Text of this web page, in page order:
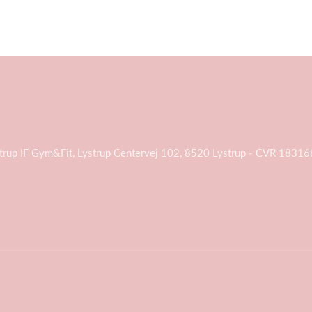
IF Gym&Fit, Lystrup Centervej 102, 8520 Lystrup - CVR